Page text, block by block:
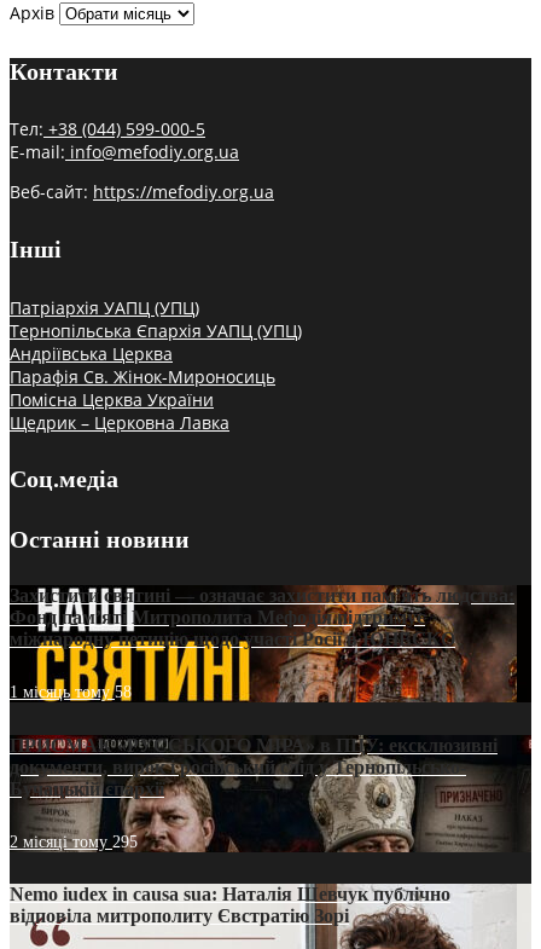
Архів
Контакти
Тел: +38 (044) 599-000-5
E-mail: info@mefodiy.org.ua
Веб-сайт: https://mefodiy.org.ua
Інші
Патріархія УАПЦ (УПЦ)
Тернопільська Єпархія УАПЦ (УПЦ)
Андріївська Церква
Парафія Св. Жінок-Мироносиць
Помісна Церква України
Щедрик – Церковна Лавка
Соц.медіа
Останні новини
Захистити святині — означає захистити пам’ять людства:
Фонд пам’яті Митрополита Мефодія підтримує
міжнародну петицію щодо участі Росії в ЮНЕСКО
1 місяць тому58
ПРИСМАК «РУССЬКОГО МІРА» в ПЦУ: ексклюзивні
документи, вирок і російський слід у Тернопільсько-
Бучацькій єпархії
2 місяці тому 295
Nemo iudex in causa sua: Наталія Шевчук публічно
відповіла митрополиту Євстратію Зорі